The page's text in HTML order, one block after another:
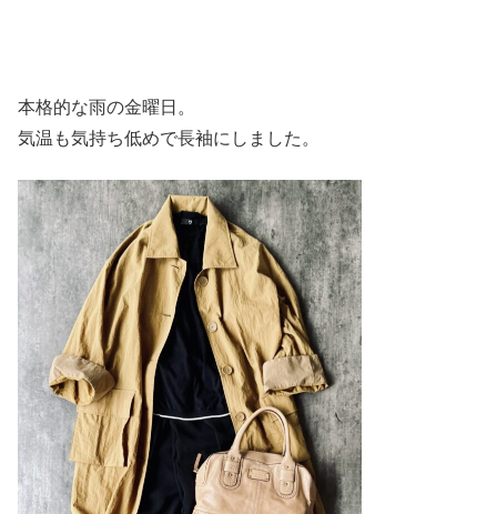
本格的な雨の金曜日。
気温も気持ち低めで長袖にしました。